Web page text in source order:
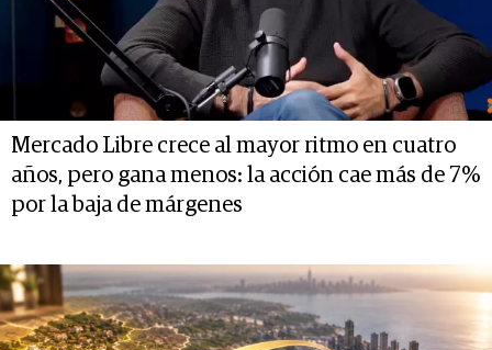
Mercado Libre crece al mayor ritmo en cuatro
años, pero gana menos: la acción cae más de 7%
por la baja de márgenes